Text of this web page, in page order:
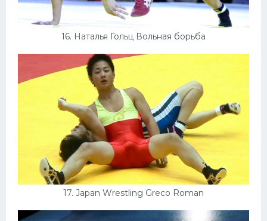
16. Наталья Гольц Вольная борьба
17. Japan Wrestling Greco Roman